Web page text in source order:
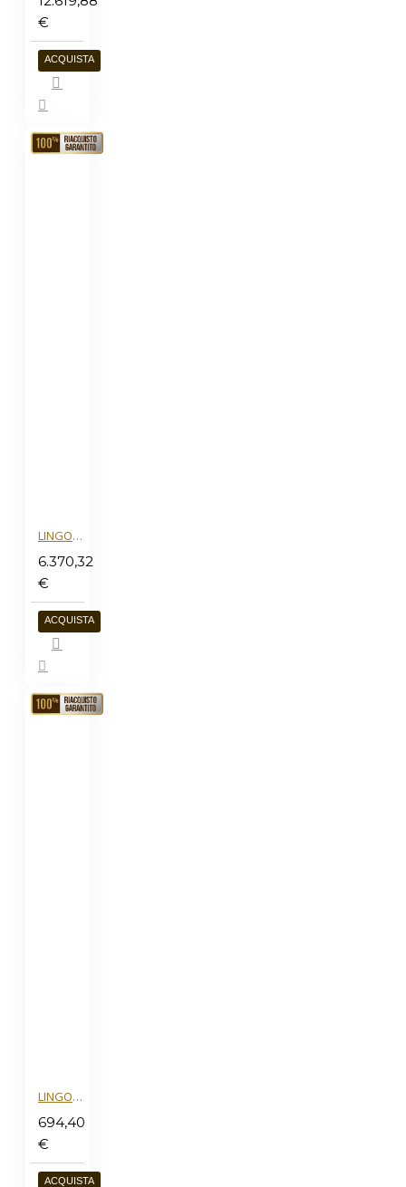
€
ACQUISTA
RIACQUISTO
LINGOTTO ORO 50G
6.370,32
€
ACQUISTA
RIACQUISTO
LINGOTTO ORO 5G
694,40
€
ACQUISTA